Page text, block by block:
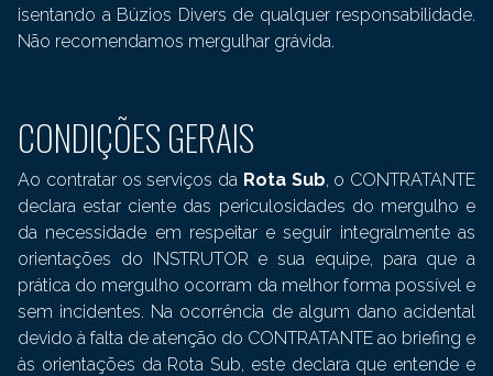
isentando a Búzios Divers de qualquer responsabilidade.
Não recomendamos mergulhar grávida.
CONDIÇÕES GERAIS
Ao contratar os serviços da Rota Sub, o CONTRATANTE
declara estar ciente das periculosidades do mergulho e
da necessidade em respeitar e seguir integralmente as
orientações do INSTRUTOR e sua equipe, para que a
prática do mergulho ocorram da melhor forma possível e
sem incidentes. Na ocorrência de algum dano acidental
devido à falta de atenção do CONTRATANTE ao briefing e
às orientações da Rota Sub, este declara que entende e